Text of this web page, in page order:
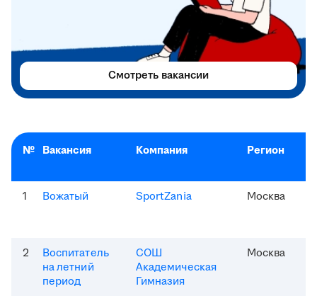
№ Вакансия Компания Регион
1 Вожатый SportZania Москва
2
Воспитатель
на летний
период
СОШ
Академическая
Гимназия
Москва
Смотреть вакансии